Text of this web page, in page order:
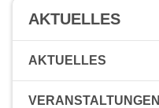
AKTUELLES
AKTUELLES
VERANSTALTUNGEN